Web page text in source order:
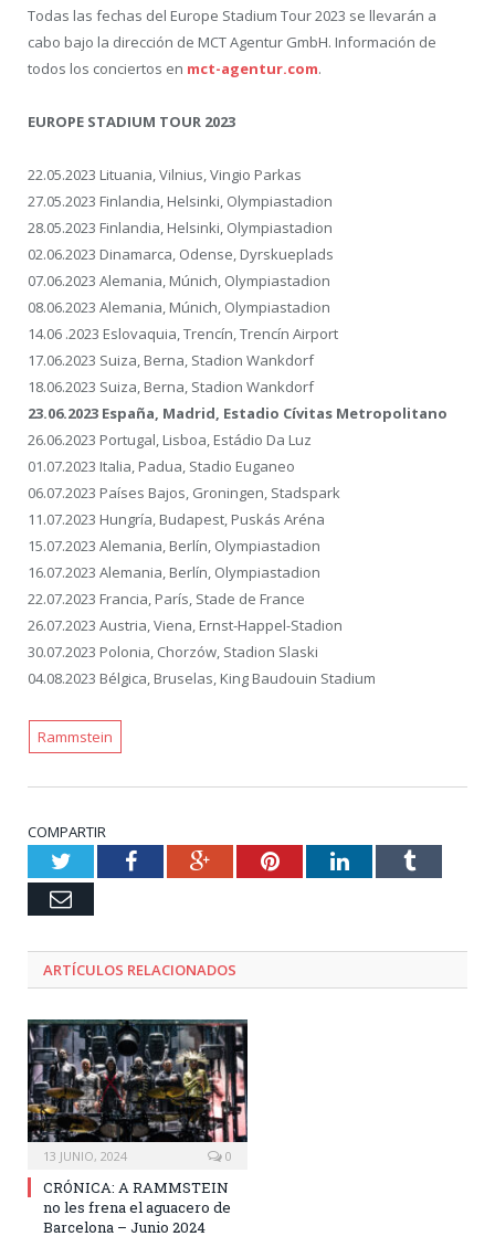
Todas las fechas del Europe Stadium Tour 2023 se llevarán a
cabo bajo la dirección de MCT Agentur GmbH. Información de
todos los conciertos en mct-agentur.com.
EUROPE STADIUM TOUR 2023
22.05.2023 Lituania, Vilnius, Vingio Parkas
27.05.2023 Finlandia, Helsinki, Olympiastadion
28.05.2023 Finlandia, Helsinki, Olympiastadion
02.06.2023 Dinamarca, Odense, Dyrskueplads
07.06.2023 Alemania, Múnich, Olympiastadion
08.06.2023 Alemania, Múnich, Olympiastadion
14.06 .2023 Eslovaquia, Trencín, Trencín Airport
17.06.2023 Suiza, Berna, Stadion Wankdorf
18.06.2023 Suiza, Berna, Stadion Wankdorf
23.06.2023 España, Madrid, Estadio Cívitas Metropolitano
26.06.2023 Portugal, Lisboa, Estádio Da Luz
01.07.2023 Italia, Padua, Stadio Euganeo
06.07.2023 Países Bajos, Groningen, Stadspark
11.07.2023 Hungría, Budapest, Puskás Aréna
15.07.2023 Alemania, Berlín, Olympiastadion
16.07.2023 Alemania, Berlín, Olympiastadion
22.07.2023 Francia, París, Stade de France
26.07.2023 Austria, Viena, Ernst-Happel-Stadion
30.07.2023 Polonia, Chorzów, Stadion Slaski
04.08.2023 Bélgica, Bruselas, King Baudouin Stadium
Rammstein
COMPARTIR
TwitterFacebookGoogle+PinterestLinkedInTumblr
Email
ARTÍCULOS RELACIONADOS
13 JUNIO, 2024 0
CRÓNICA: A RAMMSTEIN
no les frena el aguacero de
Barcelona – Junio 2024